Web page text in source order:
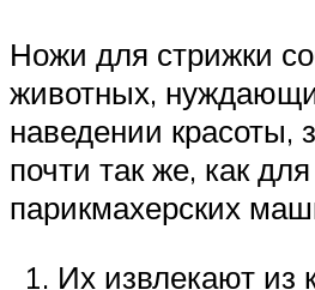
Ножи для стрижки
животных,
наведении красоты,
почти так же, как для
парикмахерских
Их извлекают из